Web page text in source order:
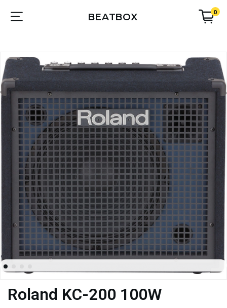
BEATBOX 0
Roland KC-200 100W